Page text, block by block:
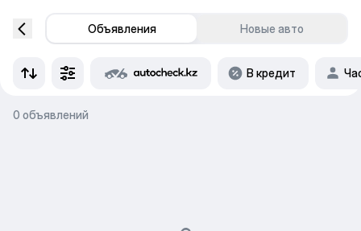
Объявления Новые авто
В кредит
0 объявлений